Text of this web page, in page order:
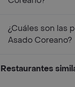
¿Cuáles son las
Asado Coreano?
Restaurantes